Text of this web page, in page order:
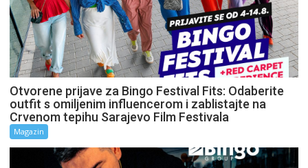
Otvorene prijave za Bingo Festival Fits: Odaberite
outfit s omiljenim influencerom i zablistajte na
Crvenom tepihu Sarajevo Film Festivala
Magazin